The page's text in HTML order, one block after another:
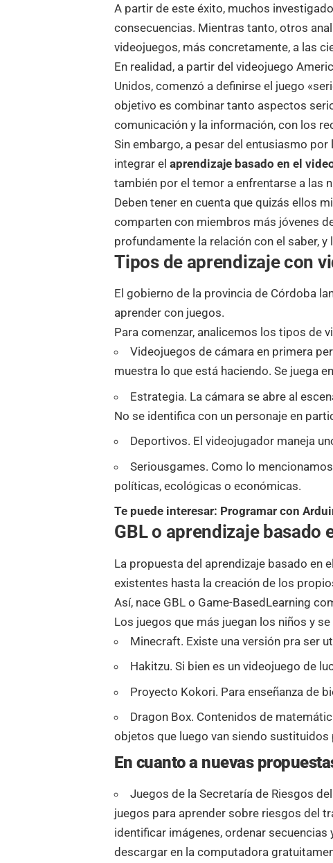
A partir de este éxito, muchos
consecuencias. Mientras tanto, otros
videojuegos, más concretamente, a las
En realidad, a partir del videojuego
Unidos, comenzó a definirse el juego
objetivo es combinar tanto aspectos
comunicación y la información, con los
Sin embargo, a pesar del entusiasmo
integrar el aprendizaje basado en el
también por el temor a enfrentarse a las
Deben tener en cuenta que quizás ellos
comparten con miembros más jóvenes
profundamente la relación con el saber,
Tipos de aprendizaje con
El gobierno de la provincia de Córdoba
aprender con juegos.
Para comenzar, analicemos los tipos de
Videojuegos de cámara en primera
muestra lo que está haciendo. Se juega
Estrategia. La cámara se abre al
No se identifica con un personaje en
Deportivos. El videojugador maneja
Seriousgames. Como lo
políticas, ecológicas o económicas.
Te puede interesar: Programar con
GBL o aprendizaje basado
La propuesta del aprendizaje basado en
existentes hasta la creación de los
Así, nace GBL o Game-BasedLearning
Los juegos que más juegan los niños y
Minecraft. Existe una versión pra ser
Hakitzu. Si bien es un videojuego de
Proyecto Kokori. Para enseñanza de
Dragon Box. Contenidos de
objetos que luego van siendo sustituidos
En cuanto a nuevas
Juegos de la Secretaría de Riesgos
juegos para aprender sobre riesgos del
identificar imágenes, ordenar secuencias
descargar en la computadora